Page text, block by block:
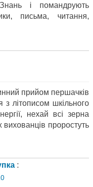
і помандрують
письма, читання,
прийом першачків
з літописом шкільного
нехай всі зерна
проростуть
: